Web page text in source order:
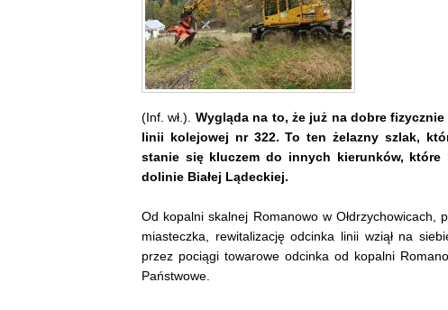
(Inf. wł.). Wygląda na to, że już na dobre
linii kolejowej nr 322. To ten żelazny szlak,
stanie się kluczem do innych kierunków,
dolinie Białej Lądeckiej.
Od kopalni skalnej Romanowo w
miasteczka, rewitalizację odcinka linii wziął na
przez pociągi towarowe odcinka od kopalni
Państwowe.